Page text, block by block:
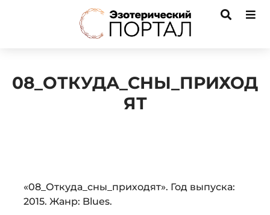
08_ОТКУДА_СНЫ_ПРИХОД
ЯТ
Audio
Player
«08_Откуда_сны_приходят». Год выпуска:
2015. Жанр: Blues.